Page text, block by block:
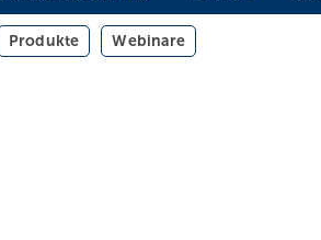
Produkte Webinare